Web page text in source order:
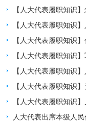
【人大代表履职知识
调研课题？
【人大代表履职知识
大代表视察活动有
【人大代表履职知识
研权？
【人大代表履职知识
有哪些要求？
【人大代表履职知识
些作用?
【人大代表履职知识
法程序的案件作为
【人大代表履职知识
注意哪些问题？
人大代表出席本级人